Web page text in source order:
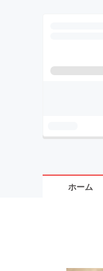
ホーム